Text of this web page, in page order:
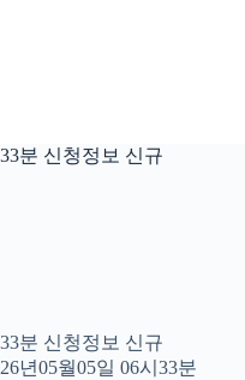
분 신청정보 신규
분 신청정보 신규
년05월05일 06시33분